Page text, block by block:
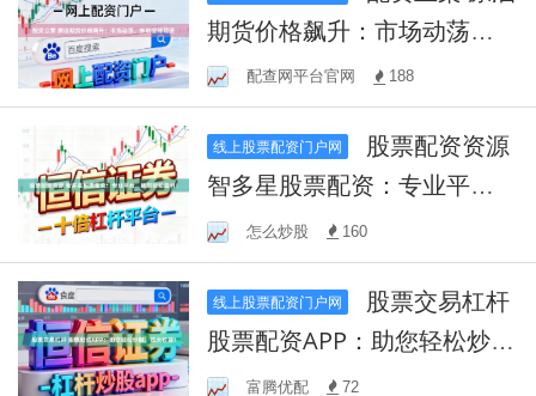
期货价格飙升：市场动荡，
影响全球经济
配查网平台官网 188
线上股票配资门户网
智多星股票配资：专业平
台，助您轻松盈利！
怎么炒股 160
线上股票配资门户网
股票配资APP：助您轻松炒
股，放大收益！
富腾优配 72